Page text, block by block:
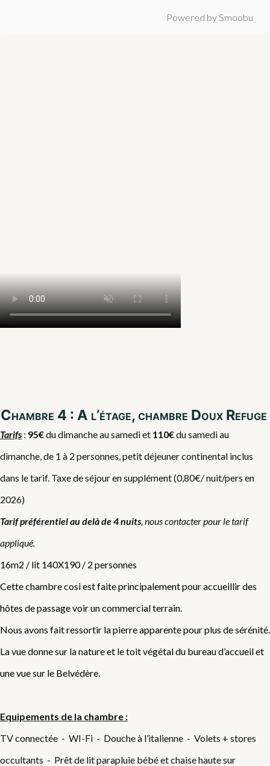
Powered by Smoobu
Chambre 4 : A l’étage, chambre Doux Refuge
Tarifs : 95€du dimanche au samedi et 110€du samedi au
dimanche, de 1 à 2 personnes, petit déjeuner continental inclus
dans le tarif. Taxe de séjour en supplément (0,80€/ nuit/pers en
2026)
Tarif préférentiel au delà de 4 nuits , nous contacter pour le tarif
appliqué.
16m2 / lit 140X190 / 2 personnes
Cette chambre cosi est faite principalement pour accueillir des
hôtes de passage voir un commercial terrain.
Nous avons fait ressortir la pierre apparente pour plus de sérénité.
La vue donne sur la nature et le toit végétal du bureau d’accueil et
une vue sur le Belvédère.
Equipements de la chambre :
TV connectée - WI-Fi - Douche à l’italienne - Volets + stores
occultants - Prêt de lit parapluie bébé et chaise haute sur